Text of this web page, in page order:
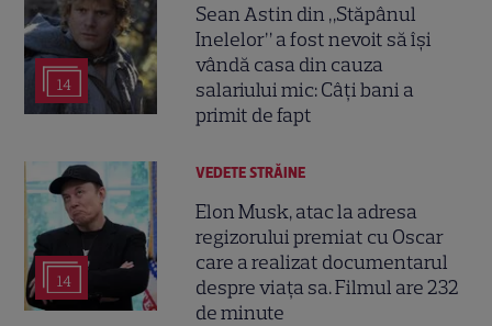
14
Sean Astin din „Stăpânul
Inelelor” a fost nevoit să își
vândă casa din cauza
salariului mic: Câți bani a
primit de fapt
14
VEDETE STRĂINE
Elon Musk, atac la adresa
regizorului premiat cu Oscar
care a realizat documentarul
despre viața sa. Filmul are 232
de minute